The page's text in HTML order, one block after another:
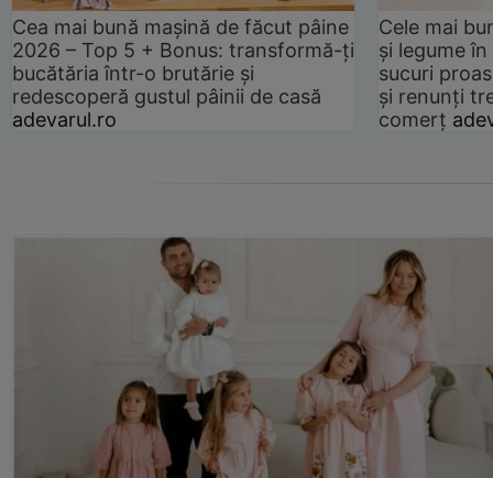
Cea mai bună mașină de făcut pâine
2026 – Top 5 + Bonus: transformă-ți
bucătăria într-o brutărie și
redescoperă gustul pâinii de casă
adevarul.ro
Cele mai
și legume
sucuri
și renunți
comerț